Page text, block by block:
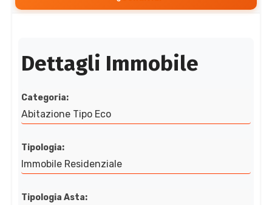
Dettagli Immobile
Categoria:
Abitazione Tipo Eco
Tipologia:
Immobile Residenziale
Tipologia Asta: